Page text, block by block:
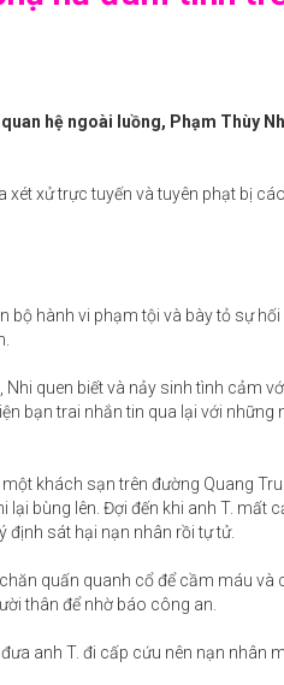
hệ ngoài luồng, Phạm Thùy
xét xử trực tuyến và tuyên phạt bị
bộ hành vi phạm tội và bày tỏ sự
quen biết và nảy sinh tình cảm
bạn trai nhắn tin qua lại với
khách sạn trên đường Quang
lại bùng lên. Đợi đến khi anh T.
định sát hại nạn nhân rồi tự tử.
quấn quanh cổ để cầm máu
thân để nhờ báo công an.
anh T. đi cấp cứu nên nạn nhân